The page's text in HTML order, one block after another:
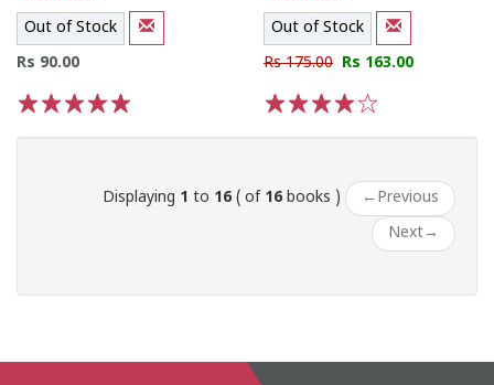
Out of Stock
Rs 90.00
Out of Stock
Rs 175.00 Rs 163.00
Displaying 1 to 16 ( of 16 books ) ← Previous
Next→